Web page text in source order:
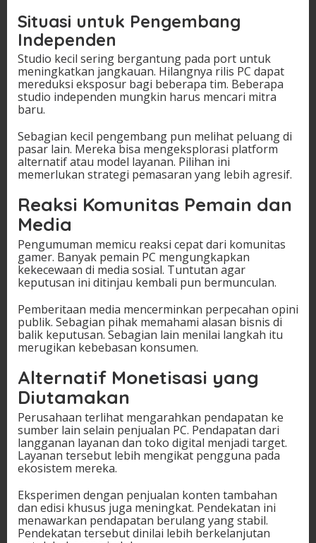
Situasi untuk Pengembang
Independen
Studio kecil sering bergantung pada port untuk
meningkatkan jangkauan. Hilangnya rilis PC dapat
mereduksi eksposur bagi beberapa tim. Beberapa
studio independen mungkin harus mencari mitra
baru.
Sebagian kecil pengembang pun melihat peluang di
pasar lain. Mereka bisa mengeksplorasi platform
alternatif atau model layanan. Pilihan ini
memerlukan strategi pemasaran yang lebih agresif.
Reaksi Komunitas Pemain dan
Media
Pengumuman memicu reaksi cepat dari komunitas
gamer. Banyak pemain PC mengungkapkan
kekecewaan di media sosial. Tuntutan agar
keputusan ini ditinjau kembali pun bermunculan.
Pemberitaan media mencerminkan perpecahan opini
publik. Sebagian pihak memahami alasan bisnis di
balik keputusan. Sebagian lain menilai langkah itu
merugikan kebebasan konsumen.
Alternatif Monetisasi yang
Diutamakan
Perusahaan terlihat mengarahkan pendapatan ke
sumber lain selain penjualan PC. Pendapatan dari
langganan layanan dan toko digital menjadi target.
Layanan tersebut lebih mengikat pengguna pada
ekosistem mereka.
Eksperimen dengan penjualan konten tambahan
dan edisi khusus juga meningkat. Pendekatan ini
menawarkan pendapatan berulang yang stabil.
Pendekatan tersebut dinilai lebih berkelanjutan